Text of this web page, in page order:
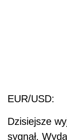
EUR/USD:
Dzisiejsze
sygnał.